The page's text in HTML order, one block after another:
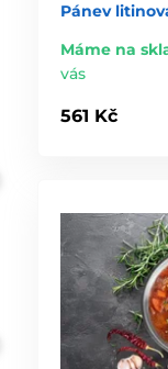
Pánev
Máme na
vás
561 Kč